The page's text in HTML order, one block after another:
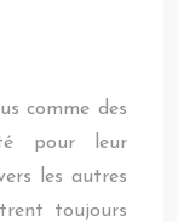
comme des
pour leur
les autres
toujours